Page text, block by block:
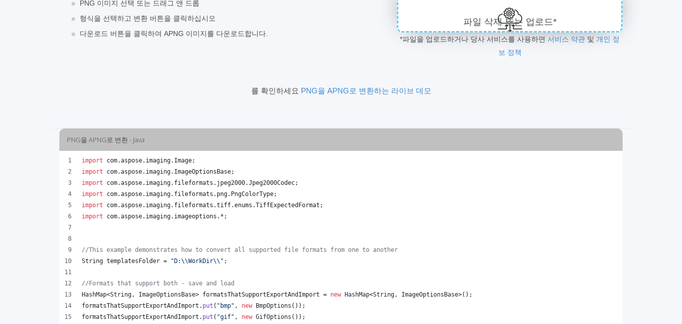
PNG 이미지 선택 또는 드래그 앤 드롭
형식을 선택하고 변환 버튼을 클릭하십시오
다운로드 버튼을 클릭하여 APNG 이미지를 다운로드합니다.
파일 삭제 또는 업로드*
*파일을 업로드하거나 당사 서비스를 사용하면 서비스 약관 및 개인 정
보 정책
를 확인하세요 PNG을 APNG로 변환하는 라이브 데모
PNG을 APNG로 변환 - Java
import com.aspose. imaging. Image;
import
com.aspose. imaging. ImageOptionsBase;
import
com.aspose. imaging. fileformats . jpeg2000.Jpeg2000Codec;
import
com.aspose. imaging. fileformats . png. PngColorType;
import
com.aspose. imaging. fileformats .tiff.enums .TiffExpectedFormat ;
import
com.aspose. imaging. imageoptions .*;
//This example demonstrates how to convert all supported file formats from one to another
String templatesFolder = "D:\\WorkDir\\ " ;
//Formats that support both - save and load
HashMap<String, ImageOptionsBase> formatsThatSupportExportAndImport = new HashMap<String, ImageOptionsBase>();
formatsThatSupportExportAndImport . put ( "bmp" , new BmpOptions ());
formatsThatSupportExportAndImport . put ( "gif" , new GifOptions ());